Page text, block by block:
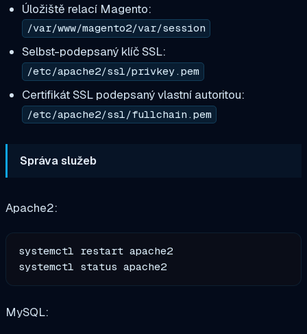
Úložiště relací Magento:
/var/www/magento2/var/session
Selbst-podepsaný klíč SSL:
/etc/apache2/ssl/privkey.pem
Certifikát SSL podepsaný vlastní autoritou:
/etc/apache2/ssl/fullchain.pem
Správa služeb
Apache2:
systemctl restart apache2
MySQL: